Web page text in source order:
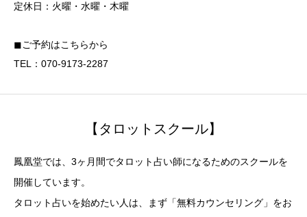
定休日：火曜・水曜・木曜
◼︎ご予約はこちらから
TEL：070-9173-2287
【タロットスクール】
鳳凰堂では、3ヶ月間でタロット占い師になるためのスクールを
開催しています。
タロット占いを始めたい人は、まず「無料カウンセリング」をお